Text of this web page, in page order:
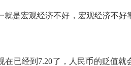
是宏观经济不好，宏观经济不好
已经到7.20了，人民币的贬值就